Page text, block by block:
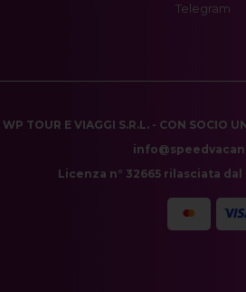
Telegram
WP TOUR E VIAGGI S.R.L. - CON SOCIO
Licenza n° 32665 rilasciata dal